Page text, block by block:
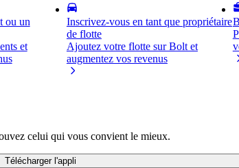
ou un
et
Inscrivez-vous en tant que propriétaire
de flotte
Ajoutez votre flotte sur Bolt et
augmentez vos revenus
celui qui vous convient le mieux.
Télécharger l'appli